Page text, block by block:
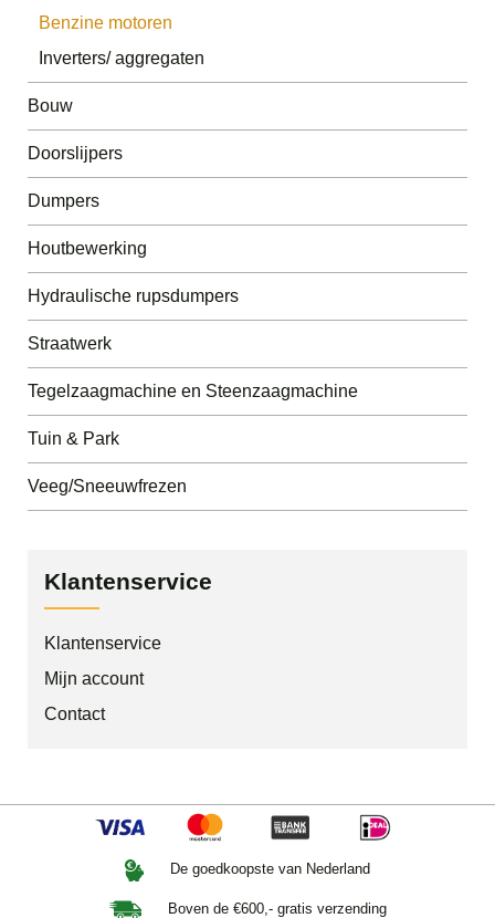
Benzine motoren
Inverters/ aggregaten
Bouw
Doorslijpers
Dumpers
Houtbewerking
Hydraulische rupsdumpers
Straatwerk
Tegelzaagmachine en Steenzaagmachine
Tuin & Park
Veeg/Sneeuwfrezen
Klantenservice
Klantenservice
Mijn account
Contact
De goedkoopste van Nederland
Boven de €600,- gratis verzending